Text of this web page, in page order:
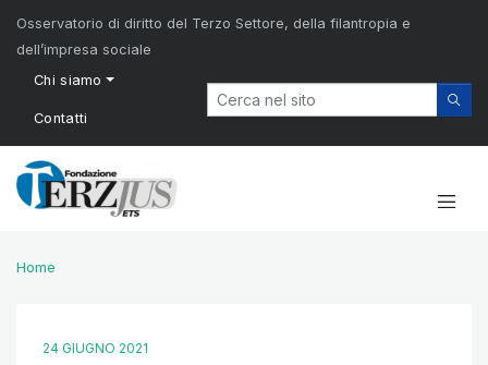
Osservatorio di diritto del Terzo Settore, della filantropia e
dell’impresa sociale
Chi siamo
Contatti
Home
24 GIUGNO 2021